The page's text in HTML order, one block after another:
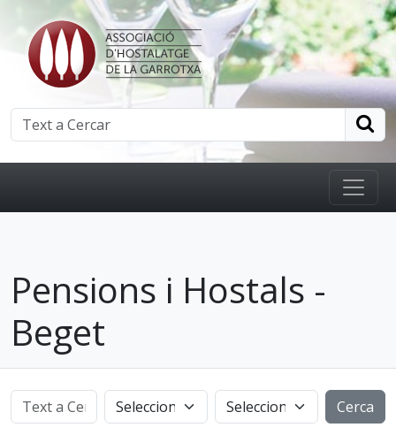
Pensions i Hostals -
Beget
Cerca